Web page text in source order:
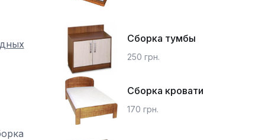
Сборка тумбы
250 грн.
Сборка кровати
170 грн.